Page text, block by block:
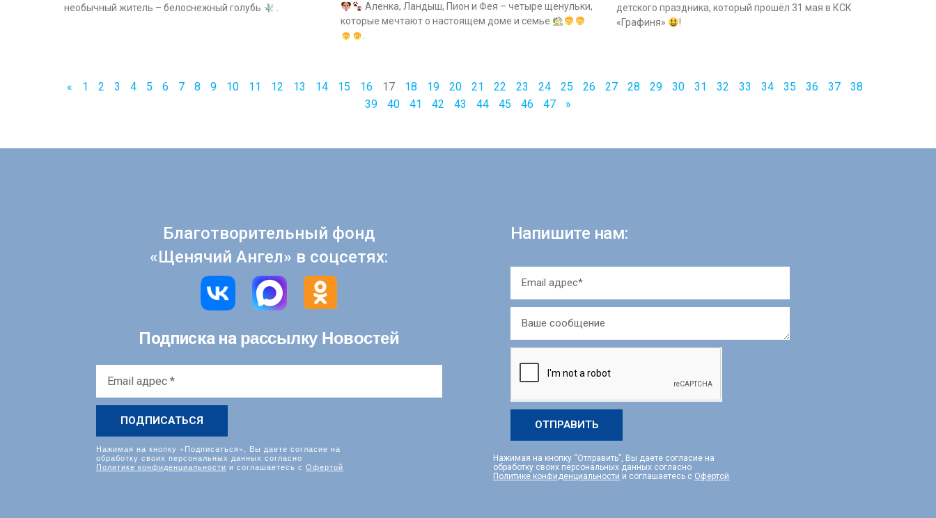
необычный житель – белоснежный голубь
Аленка, Ландыш, Пион и Фея – четыре щенульки,
которые мечтают о настоящем доме и семье
.
детского праздника, который прошёл 31 мая в КСК
«Графиня»
!
« 1 2 3 4 5 6 7 8 9 10 11 12 13 14 15 16 17 18 19 20 21 22 23 24 25 26 27 28 29 30 31 32 33 34 35 36 37
38
39
40 41 42 43 44 45 46 47 »
Благотворительный фонд
«Щенячий Ангел» в соцсетях:
Подписка на рассылку Новостей
адрес
*
Нажимая на кнопку «Подписаться», Вы даете согласие на
обработку своих персональных данных согласно
Политике конфиденциальности и соглашаетесь с Офертой
Напишите нам:
ОТПРАВИТЬ
Нажимая на кнопку “Отправить”, Вы даете согласие на
обработку своих персональных данных согласно
Политике конфиденциальности и соглашаетесь с Офертой